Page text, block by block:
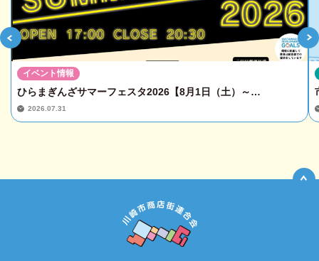
ひらまぎんざサマーフェスタ2026【8月1日（土）～…
2026.07.31
イベント情報